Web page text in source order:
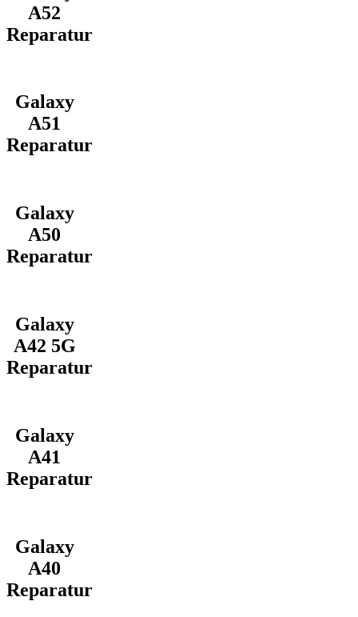
A52
Reparatur
Galaxy
A51
Reparatur
Galaxy
A50
Reparatur
Galaxy
A42 5G
Reparatur
Galaxy
A41
Reparatur
Galaxy
A40
Reparatur